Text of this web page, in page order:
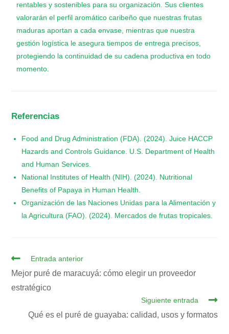
rentables y sostenibles para su organización. Sus clientes
valorarán el perfil aromático caribeño que nuestras frutas
maduras aportan a cada envase, mientras que nuestra
gestión logística le asegura tiempos de entrega precisos,
protegiendo la continuidad de su cadena productiva en todo
momento.
Referencias
Food and Drug Administration (FDA). (2024). Juice HACCP
Hazards and Controls Guidance. U.S. Department of Health
and Human Services.
National Institutes of Health (NIH). (2024). Nutritional
Benefits of Papaya in Human Health.
Organización de las Naciones Unidas para la Alimentación y
la Agricultura (FAO). (2024). Mercados de frutas tropicales.
Entrada anterior
Mejor puré de maracuyá: cómo elegir un proveedor
estratégico
Siguiente entrada
Qué es el puré de guayaba: calidad, usos y formatos